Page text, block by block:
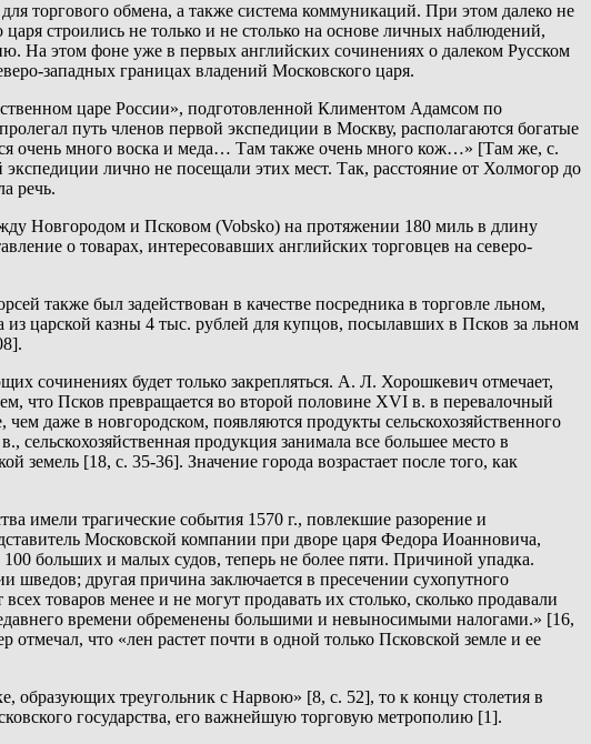
торгового обмена, а также система коммуникаций. При этом далеко не
строились не только и не столько на основе личных наблюдений,
На этом фоне уже в первых английских сочинениях о далеком Русском
западных границах владений Московского царя.
царе России», подготовленной Климентом Адамсом по
путь членов первой экспедиции в Москву, располагаются богатые
очень много воска и меда… Там также очень много кож…» [Там же, с.
лично не посещали этих мест. Так, расстояние от Холмогор до
речь.
Новгородом и Псковом (Vobsko) на протяжении 180 миль в длину
о товарах, интересовавших английских торговцев на северо-
также был задействован в качестве посредника в торговле льном,
царской казны 4 тыс. рублей для купцов, посылавших в Псков за льном
сочинениях будет только закрепляться. А. Л. Хорошкевич отмечает,
что Псков превращается во второй половине XVI в. в перевалочный
даже в новгородском, появляются продукты сельскохозяйственного
продукция занимала все большее место в
земель [18, с. 35-36]. Значение города возрастает после того, как
имели трагические события 1570 г., повлекшие разорение и
Московской компании при дворе царя Федора Иоанновича,
больших и малых судов, теперь не более пяти. Причиной упадка.
шведов; другая причина заключается в пресечении сухопутного
товаров менее и не могут продавать их столько, сколько продавали
времени обременены большими и невыносимыми налогами.» [16,
что «лен растет почти в одной только Псковской земле и ее
треугольник с Нарвою» [8, с. 52], то к концу столетия в
государства, его важнейшую торговую метрополию [1].